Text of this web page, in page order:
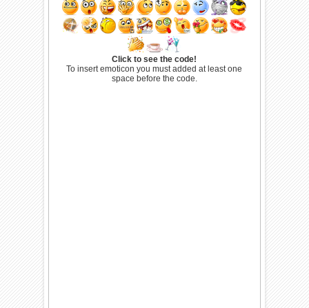
Click to see the code!
To insert emoticon you must added at least one
space before the code.